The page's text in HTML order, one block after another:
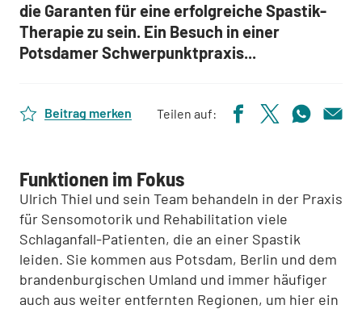
die Garanten für eine erfolgreiche Spastik-
Therapie zu sein. Ein Besuch in einer
Potsdamer Schwerpunktpraxis...
Beitrag merken Teilen auf:
Funktionen im Fokus
Ulrich Thiel und sein Team behandeln in der Praxis
für Sensomotorik und Rehabilitation viele
Schlaganfall-Patienten, die an einer Spastik
leiden. Sie kommen aus Potsdam, Berlin und dem
brandenburgischen Umland und immer häufiger
auch aus weiter entfernten Regionen, um hier ein